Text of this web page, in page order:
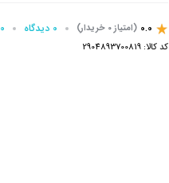
0.0 (امتیاز 0 خریدار) 0 دیدگاه 0 پرسش‌
کد کالا: 2904893700819